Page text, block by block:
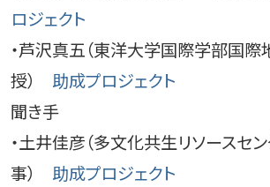
ロジェクト
・芦沢真五（東洋大学国際学部国際
授） 助成プロジェクト
聞き手
・土井佳彦（多文化共生リソースセ
事） 助成プロジェクト